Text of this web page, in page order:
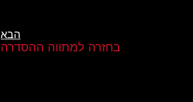
הבא
בחזרה למתווה ההסדרה